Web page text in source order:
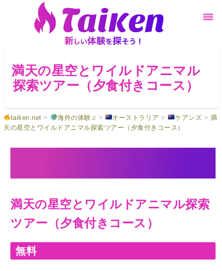
満天の星空とワイルドアニマル
探索ツアー（夕食付きコース）
taiken.net > 海外の体験♫ > オーストラリア > ケアンズ > 満
天の星空とワイルドアニマル探索ツアー（夕食付きコース）
満天の星空とワイルドアニマル探索
ツアー（夕食付きコース）
無料